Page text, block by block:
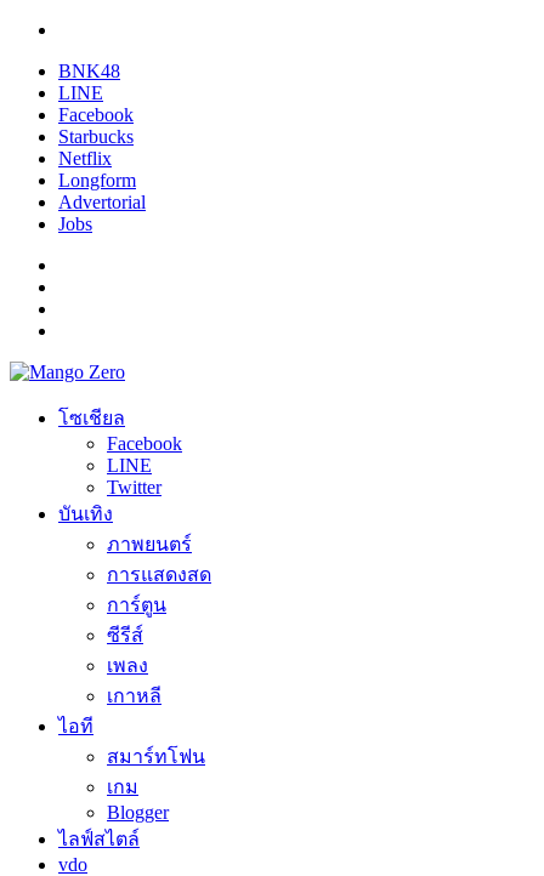
BNK48
LINE
Facebook
Starbucks
Netflix
Longform
Advertorial
Jobs
โซเชียล
Facebook
LINE
Twitter
บันเทิง
ภาพยนตร์
การแสดงสด
การ์ตูน
ซีรีส์
เพลง
เกาหลี
ไอที
สมาร์ทโฟน
เกม
Blogger
ไลฟ์สไตล์
vdo